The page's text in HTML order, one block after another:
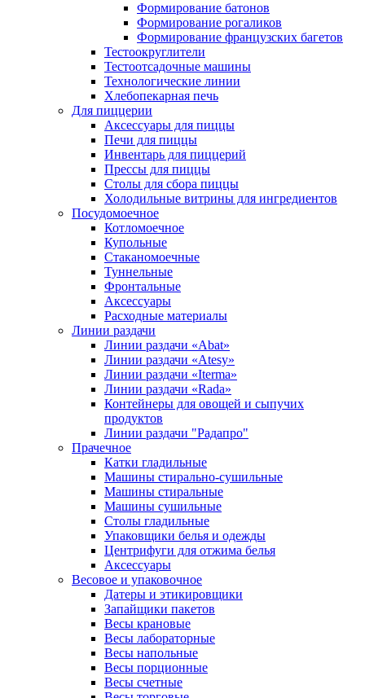
Формирование батонов
Формирование рогаликов
Формирование французских багетов
Тестоокруглители
Тестоотсадочные машины
Технологические линии
Хлебопекарная печь
Для пиццерии
Аксессуары для пиццы
Печи для пиццы
Инвентарь для пиццерий
Прессы для пиццы
Столы для сбора пиццы
Холодильные витрины для ингредиентов
Посудомоечное
Котломоечное
Купольные
Стаканомоечные
Туннельные
Фронтальные
Аксессуары
Расходные материалы
Линии раздачи
Линии раздачи «Abat»
Линии раздачи «Atesy»
Линии раздачи «Iterma»
Линии раздачи «Rada»
Контейнеры для овощей и сыпучих
продуктов
Линии раздачи "Радапро"
Прачечное
Катки гладильные
Машины стирально-сушильные
Машины стиральные
Машины сушильные
Столы гладильные
Упаковщики белья и одежды
Центрифуги для отжима белья
Аксессуары
Весовое и упаковочное
Датеры и этикировщики
Запайщики пакетов
Весы крановые
Весы лабораторные
Весы напольные
Весы порционные
Весы счетные